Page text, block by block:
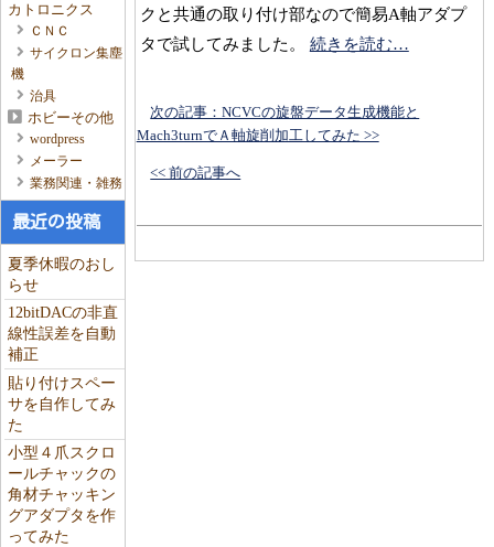
カトロニクス
ＣＮＣ
サイクロン集塵
機
治具
ホビーその他
wordpress
メーラー
業務関連・雑務
最近の投稿
夏季休暇のおし
らせ
12bitDACの非直
線性誤差を自動
補正
貼り付けスペー
サを自作してみ
た
小型４爪スクロ
ールチャックの
角材チャッキン
グアダプタを作
ってみた
クと共通の取り付け部なので簡易A軸アダプ
タで試してみました。 続きを読む…
次の記事：NCVCの旋盤データ生成機能と
Mach3turnでＡ軸旋削加工してみた >>
<< 前の記事へ